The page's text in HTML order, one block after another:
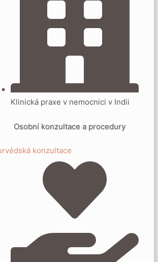
Klinická praxe v nemocnici v Indii
Osobní konzultace a procedury
konzultace